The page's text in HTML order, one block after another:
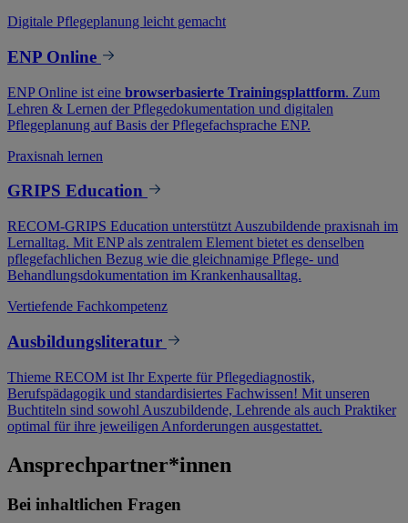
Digitale Pflegeplanung leicht gemacht
ENP Online
ENP Online ist eine browserbasierte Trainingsplattform. Zum
Lehren & Lernen der Pflegedokumentation und digitalen
Pflegeplanung auf Basis der Pflegefachsprache ENP.
Praxisnah lernen
GRIPS Education
RECOM-GRIPS Education unterstützt Auszubildende praxisnah im
Lernalltag. Mit ENP als zentralem Element bietet es denselben
pflegefachlichen Bezug wie die gleichnamige Pflege- und
Behandlungsdokumentation im Krankenhausalltag.
Vertiefende Fachkompetenz
Ausbildungsliteratur
Thieme RECOM ist Ihr Experte für Pflegediagnostik,
Berufspädagogik und standardisiertes Fachwissen! Mit unseren
Buchtiteln sind sowohl Auszubildende, Lehrende als auch Praktiker
optimal für ihre jeweiligen Anforderungen ausgestattet.
Ansprechpartner*innen
Bei inhaltlichen Fragen